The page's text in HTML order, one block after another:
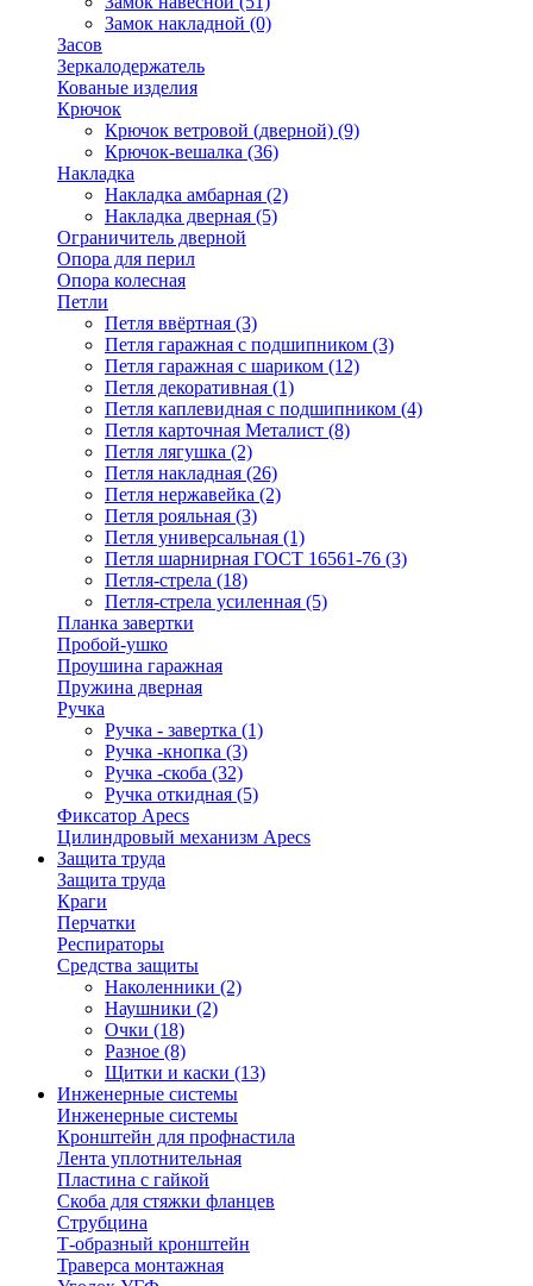
Замок накладной (0)
Засов
Зеркалодержатель
Кованые изделия
Крючок
Крючок ветровой (дверной) (9)
Крючок-вешалка (36)
Накладка
Накладка амбарная (2)
Накладка дверная (5)
Ограничитель дверной
Опора для перил
Опора колесная
Петли
Петля ввёртная (3)
Петля гаражная с подшипником (3)
Петля гаражная с шариком (12)
Петля декоративная (1)
Петля каплевидная с подшипником (4)
Петля карточная Металист (8)
Петля лягушка (2)
Петля накладная (26)
Петля нержавейка (2)
Петля рояльная (3)
Петля универсальная (1)
Петля шарнирная ГОСТ 16561-76 (3)
Петля-стрела (18)
Петля-стрела усиленная (5)
Планка завертки
Пробой-ушко
Проушина гаражная
Пружина дверная
Ручка
Ручка - завертка (1)
Ручка -кнопка (3)
Ручка -скоба (32)
Ручка откидная (5)
Фиксатор Apecs
Цилиндровый механизм Apecs
Защита труда
Защита труда
Краги
Перчатки
Респираторы
Средства защиты
Наколенники (2)
Наушники (2)
Очки (18)
Разное (8)
Щитки и каски (13)
Инженерные системы
Инженерные системы
Кронштейн для профнастила
Лента уплотнительная
Пластина с гайкой
Скоба для стяжки фланцев
Струбцина
Т-образный кронштейн
Траверса монтажная